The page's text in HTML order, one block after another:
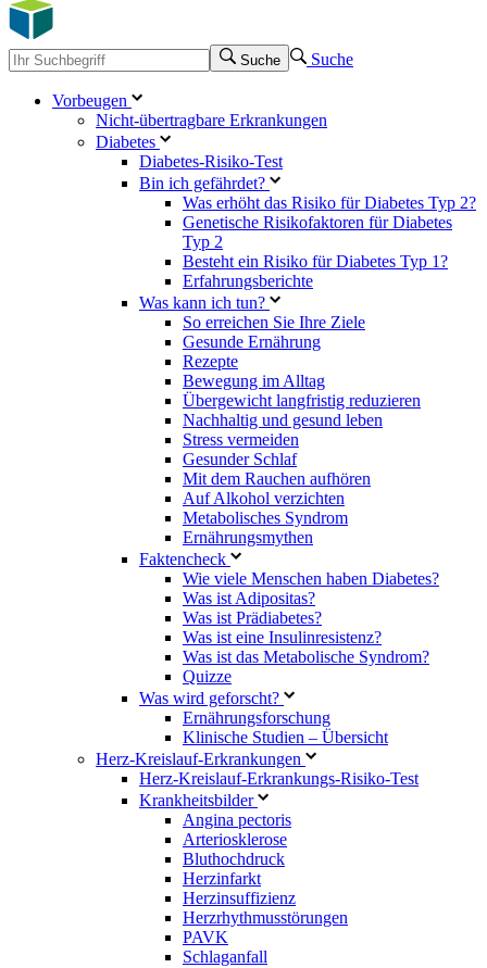
Suche Suche
Vorbeugen
Nicht-übertragbare Erkrankungen
Diabetes
Diabetes-Risiko-Test
Bin ich gefährdet?
Was erhöht das Risiko für Diabetes Typ 2?
Genetische Risikofaktoren für Diabetes
Typ 2
Besteht ein Risiko für Diabetes Typ 1?
Erfahrungsberichte
Was kann ich tun?
So erreichen Sie Ihre Ziele
Gesunde Ernährung
Rezepte
Bewegung im Alltag
Übergewicht langfristig reduzieren
Nachhaltig und gesund leben
Stress vermeiden
Gesunder Schlaf
Mit dem Rauchen aufhören
Auf Alkohol verzichten
Metabolisches Syndrom
Ernährungsmythen
Faktencheck
Wie viele Menschen haben Diabetes?
Was ist Adipositas?
Was ist Prädiabetes?
Was ist eine Insulinresistenz?
Was ist das Metabolische Syndrom?
Quizze
Was wird geforscht?
Ernährungsforschung
Klinische Studien – Übersicht
Herz-Kreislauf-Erkrankungen
Herz-Kreislauf-Erkrankungs-Risiko-Test
Krankheitsbilder
Angina pectoris
Arteriosklerose
Bluthochdruck
Herzinfarkt
Herzinsuffizienz
Herzrhythmusstörungen
PAVK
Schlaganfall